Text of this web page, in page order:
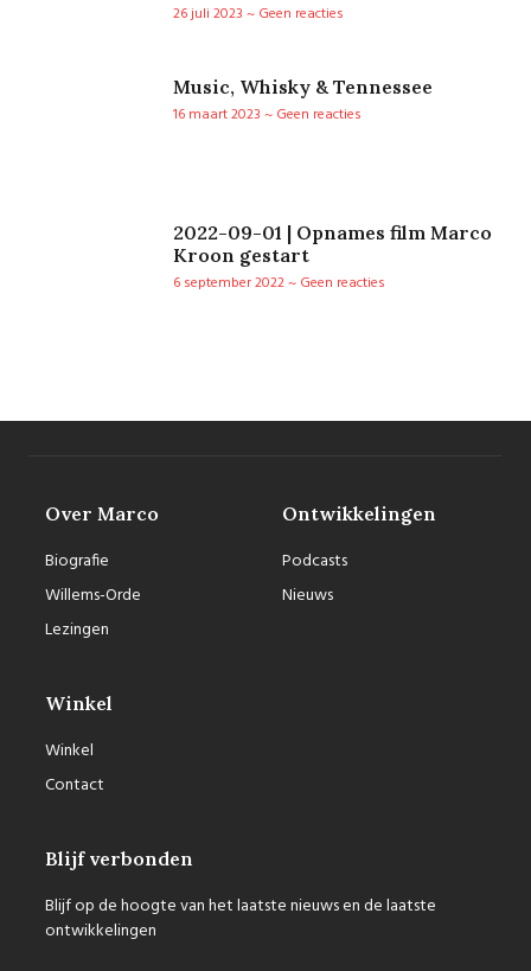
26 juli 2023
Geen reacties
Music, Whisky & Tennessee
16 maart 2023
Geen reacties
2022-09-01 | Opnames film Marco
Kroon gestart
6 september 2022
Geen reacties
Over Marco
Biografie
Willems-Orde
Lezingen
Ontwikkelingen
Podcasts
Nieuws
Winkel
Winkel
Contact
Blijf verbonden
Blijf op de hoogte van het laatste nieuws en de laatste
ontwikkelingen